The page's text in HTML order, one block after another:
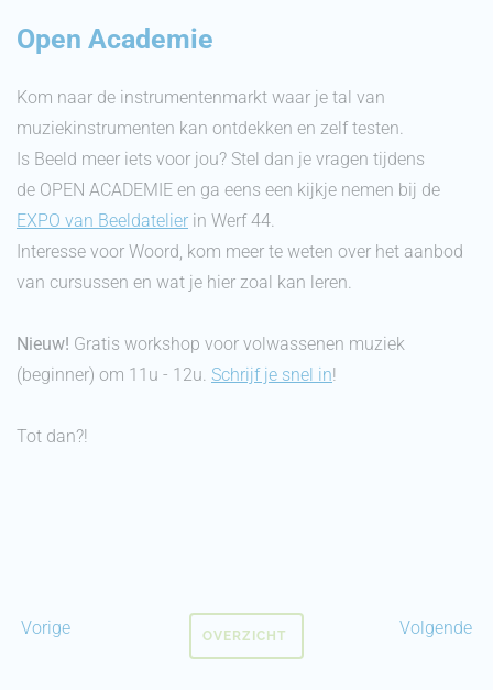
Open Academie
Kom naar de instrumentenmarkt waar je tal van
muziekinstrumenten kan ontdekken en zelf testen.
Is Beeld meer iets voor jou? Stel dan je vragen tijdens
de OPEN ACADEMIE en ga eens een kijkje nemen bij de
EXPO van Beeldatelier in Werf 44.
Interesse voor Woord, kom meer te weten over het aanbod
van cursussen en wat je hier zoal kan leren.
Nieuw! Gratis workshop voor volwassenen muziek
(beginner) om 11u - 12u. Schrijf je snel in!
Tot dan?!
Vorige Volgende
OVERZICHT